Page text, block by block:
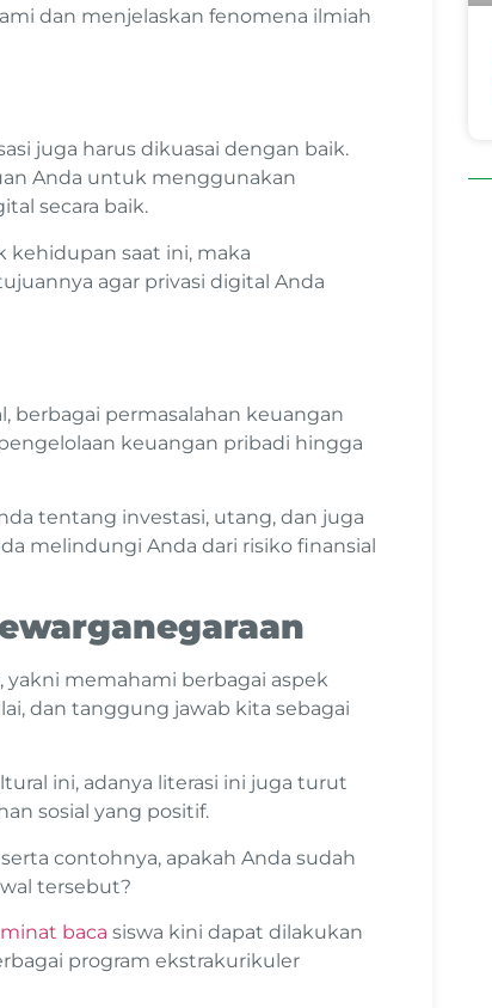
dan menjelaskan fenomena ilmiah
juga harus dikuasai dengan baik.
Anda untuk menggunakan
secara baik.
saat ini, maka
agar privasi digital Anda
berbagai permasalahan keuangan
keuangan pribadi hingga
tentang investasi, utang, dan juga
melindungi Anda dari risiko finansial
yakni memahami berbagai aspek
dan tanggung jawab kita sebagai
ini, adanya literasi ini juga turut
sosial yang positif.
contohnya, apakah Anda sudah
tersebut?
baca siswa kini dapat dilakukan
program ekstrakurikuler